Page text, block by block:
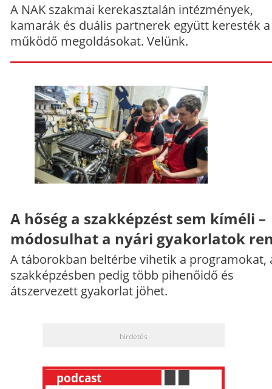
A NAK szakmai kerekasztalán intézmények,
kamarák és duális partnerek együtt keresték a
működő megoldásokat. Velünk.
A hőség a szakképzést sem kíméli –
módosulhat a nyári gyakorlatok
A táborokban beltérbe vihetik a programokat,
szakképzésben pedig több pihenőidő és
átszervezett gyakorlat jöhet.
hirdetés
podcast